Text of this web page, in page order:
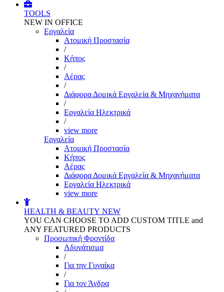
TOOLS
NEW IN OFFICE
Εργαλεία
Aτομική Προστασία
/
Kήπος
/
Αέρας
/
Διάφορα Δομικά Εργαλεία & Μηχανήματα
/
Εργαλεία Ηλεκτρικά
/
view more
Εργαλεία
Aτομική Προστασία
Kήπος
Αέρας
Διάφορα Δομικά Εργαλεία & Μηχανήματα
Εργαλεία Ηλεκτρικά
view more
HEALTH & BEAUTY NEW
YOU CAN CHOOSE TO ADD CUSTOM TITLE and
ANY FEATURED PRODUCTS
Προσωπική Φροντίδα
Αδυνάτισμα
/
Για την Γυναίκα
/
Για τον Άνδρα